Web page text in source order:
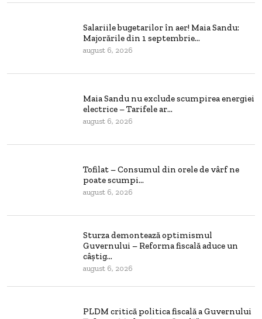
Salariile bugetarilor în aer! Maia Sandu:
Majorările din 1 septembrie...
august 6, 2026
Maia Sandu nu exclude scumpirea energiei
electrice – Tarifele ar...
august 6, 2026
Tofilat – Consumul din orele de vârf ne
poate scumpi...
august 6, 2026
Sturza demontează optimismul
Guvernului – Reforma fiscală aduce un
câștig...
august 6, 2026
PLDM critică politica fiscală a Guvernului